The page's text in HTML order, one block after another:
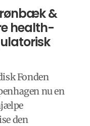
&
health-
Fonden
nu en
den